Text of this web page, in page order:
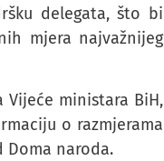
delegata, što bi
mjera najvažnijeg
ministara BiH,
o razmjerama
Doma naroda.